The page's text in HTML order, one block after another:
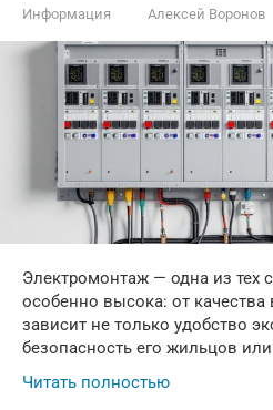
Информация Алексей Воронов
Электромонтаж — одна из тех
особенно высока: от
зависит не только удобство
безопасность его жильцов
Читать полностью